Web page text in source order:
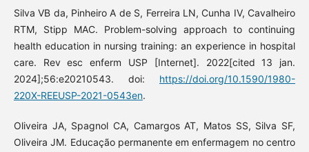
Silva VB da, Pinheiro A de S, Ferreira LN, Cunha IV, Cavalheiro
RTM, Stipp MAC. Problem-solving approach to continuing
health education in nursing training: an experience in hospital
care. Rev esc enferm USP [Internet]. 2022[cited 13 jan.
2024];56:e20210543. doi: https://doi.org/10.1590/1980-
220X-REEUSP-2021-0543en.
Oliveira JA, Spagnol CA, Camargos AT, Matos SS, Silva SF,
Oliveira JM. Educação permanente em enfermagem no centro